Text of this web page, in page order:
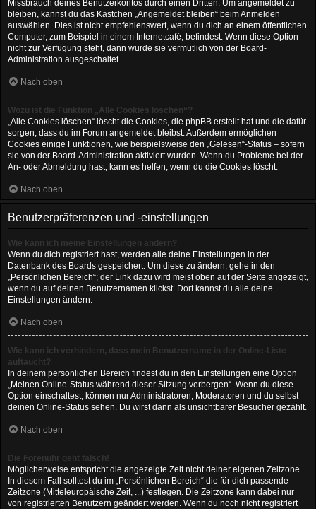
Missbrauch deines Benutzerkontos durch einen Dritten. Um angemeldet zu
bleiben, kannst du das Kästchen „Angemeldet bleiben“ beim Anmelden
auswählen. Dies ist nicht empfehlenswert, wenn du dich an einem öffentlichen
Computer, zum Beispiel in einem Internetcafé, befindest. Wenn diese Option
nicht zur Verfügung steht, dann wurde sie vermutlich von der Board-
Administration ausgeschaltet.
Nach oben
Wozu ist die Funktion „Alle Cookies löschen“?
„Alle Cookies löschen“ löscht die Cookies, die phpBB erstellt hat und die dafür
sorgen, dass du im Forum angemeldet bleibst. Außerdem ermöglichen
Cookies einige Funktionen, wie beispielsweise den „Gelesen“-Status – sofern
sie von der Board-Administration aktiviert wurden. Wenn du Probleme bei der
An- oder Abmeldung hast, kann es helfen, wenn du die Cookies löscht.
Nach oben
Benutzerpräferenzen und -einstellungen
Wie kann ich meine Einstellungen ändern?
Wenn du dich registriert hast, werden alle deine Einstellungen in der
Datenbank des Boards gespeichert. Um diese zu ändern, gehe in den
„Persönlichen Bereich“; der Link dazu wird meist oben auf der Seite angezeigt,
wenn du auf deinen Benutzernamen klickst. Dort kannst du alle deine
Einstellungen ändern.
Nach oben
Wie kann ich verhindern, dass mein Benutzername in der Online-Liste
auftaucht?
In deinem persönlichen Bereich findest du in den Einstellungen eine Option
„Meinen Online-Status während dieser Sitzung verbergen“. Wenn du diese
Option einschaltest, können nur Administratoren, Moderatoren und du selbst
deinen Online-Status sehen. Du wirst dann als unsichtbarer Besucher gezählt.
Nach oben
Die Forenuhr geht falsch!
Möglicherweise entspricht die angezeigte Zeit nicht deiner eigenen Zeitzone.
In diesem Fall solltest du im „Persönlichen Bereich“ die für dich passende
Zeitzone (Mitteleuropäische Zeit, ...) festlegen. Die Zeitzone kann dabei nur
von registrierten Benutzern geändert werden. Wenn du noch nicht registriert